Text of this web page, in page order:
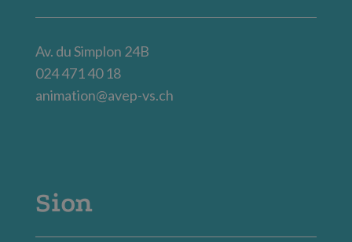
Av. du Simplon 24B
024 471 40 18
animation@avep-vs.ch
Sion